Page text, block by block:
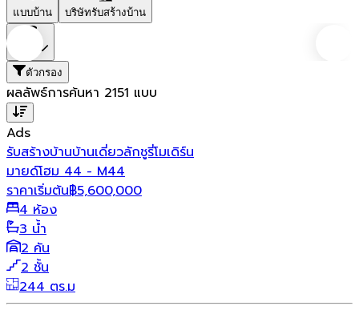
แบบบ้าน บริษัทรับสร้างบ้าน
ตัวกรอง
ผลลัพธ์การค้นหา 2151 แบบ
Ads
รับสร้างบ้านบ้านเดี่ยวลักชูรี่โมเดิร์น
มายด์โฮม 44 - M44
ราคาเริ่มต้น฿5,600,000
4 ห้อง
3 น้ำ
2 คัน
2 ชั้น
244 ตร.ม